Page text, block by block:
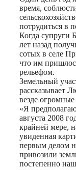
время,
потрудиться в
Когда супруги
лет назад
сотых в селе
что им
рельефом.
Земельный
рассказывает
везде
«Я
августа 2008
крайней мере,
увиденная
первым делом
привозили
постепенно